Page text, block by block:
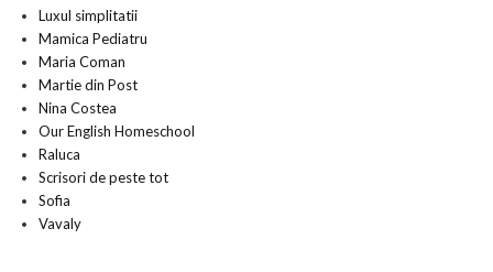
Luxul simplitatii
Mamica Pediatru
Maria Coman
Martie din Post
Nina Costea
Our English Homeschool
Raluca
Scrisori de peste tot
Sofia
Vavaly